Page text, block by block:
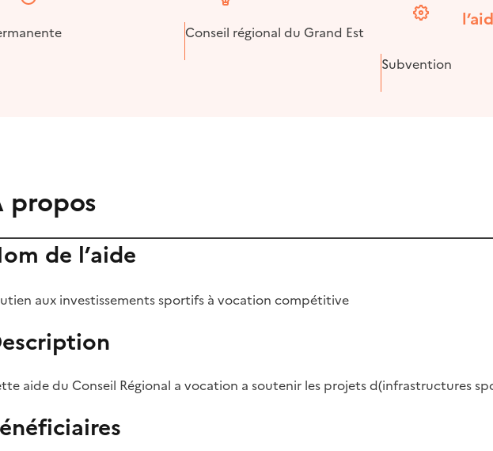
Conseil régional du Grand Est
Subvention
propos
de l’aide
aux investissements sportifs à vocation compétitive
aide du Conseil Régional a vocation a soutenir les projets d(infrastructures